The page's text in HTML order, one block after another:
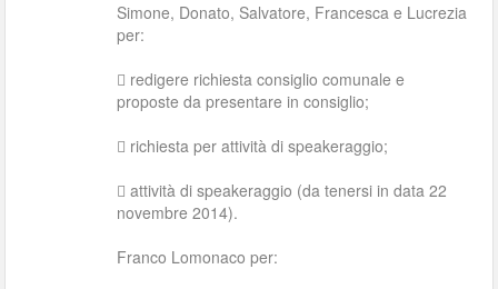
Simone, Donato, Salvatore, Francesca e Lucrezia
per:
 redigere richiesta consiglio comunale e
proposte da presentare in consiglio;
 richiesta per attività di speakeraggio;
 attività di speakeraggio (da tenersi in data 22
novembre 2014).
Franco Lomonaco per: